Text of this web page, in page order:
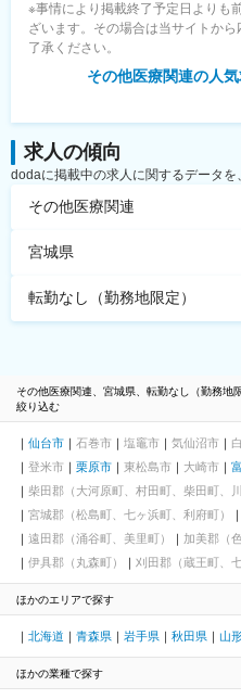
※事情により掲載終了予定日よりも
ざいます。その場合は当サイトか
了承ください。
その他医療関連の人
求人の傾向
dodaに掲載中の求人に関するデータを
その他医療関連
宮城県
転勤なし（勤務地限定）
その他医療関連、宮城県、転勤なし（勤務地
絞り込む
仙台市 石巻市 塩竈市 気仙沼市
登米市
栗原市 東松島市 大崎市
柴田郡（大河原町、村田町、柴田町、川
宮城郡（松島町、七ヶ浜町、利府町）
遠田郡（涌谷町、美里町）
加美郡（
伊具郡（丸森町）
刈田郡（蔵王町、
ほかのエリアで探す
北海道 青森県 岩手県 秋田県 山
ほかの業種で探す